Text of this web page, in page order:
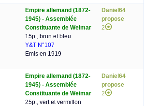
Empire allemand (1872-
1945) - Assemblée
Constituante de Weimar
15p., brun et bleu
Y&T N°107
Emis en 1919
Daniel64
propose
2
Empire allemand (1872-
1945) - Assemblée
Constituante de Weimar
25p., vert et vermillon
Daniel64
propose
2